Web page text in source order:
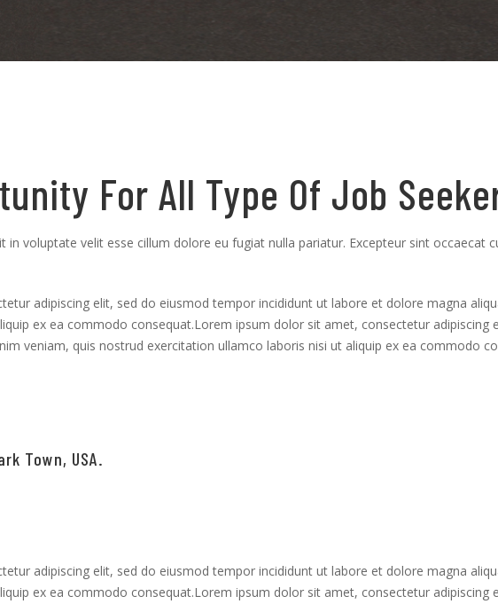
For All Type Of Job
in voluptate velit esse cillum dolore eu fugiat nulla pariatur. Excepteur sint occaecat
adipiscing elit, sed do eiusmod tempor incididunt ut labore et dolore magna
ex ea commodo consequat.Lorem ipsum dolor sit amet, consectetur
veniam, quis nostrud exercitation ullamco laboris nisi ut aliquip ex ea commodo
Town, USA.
adipiscing elit, sed do eiusmod tempor incididunt ut labore et dolore magna
ex ea commodo consequat.Lorem ipsum dolor sit amet, consectetur